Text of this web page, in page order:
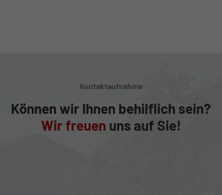
Kontaktaufnahme
Können wir Ihnen behilflich sein?
Wir freuen uns auf Sie!